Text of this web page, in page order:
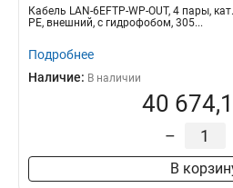
Кабель LAN-6EFTP-WP-OUT, 4 пары,
PE, внешний, с гидрофобом, 305...
Подробнее
Наличие: В наличии
40
–
В